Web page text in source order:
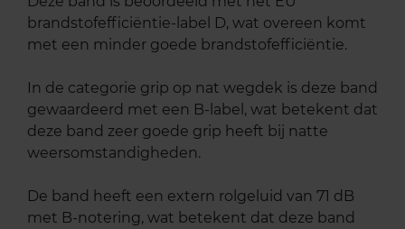
brandstofefficiëntie-label D, wat overeen komt
met een minder goede brandstofefficiëntie.
In de categorie grip op nat wegdek is deze band
gewaardeerd met een B-label, wat betekent dat
deze band zeer goede grip heeft bij natte
weersomstandigheden.
De band heeft een extern rolgeluid van 71 dB
met B-notering, wat betekent dat deze band